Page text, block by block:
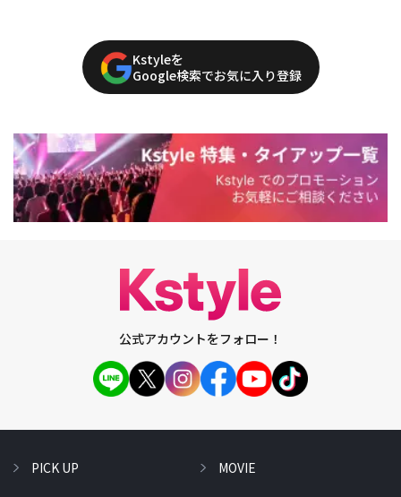
Kstyleを
Google検索でお気に入り登録
公式アカウントをフォロー！
PICK UP
MOVIE